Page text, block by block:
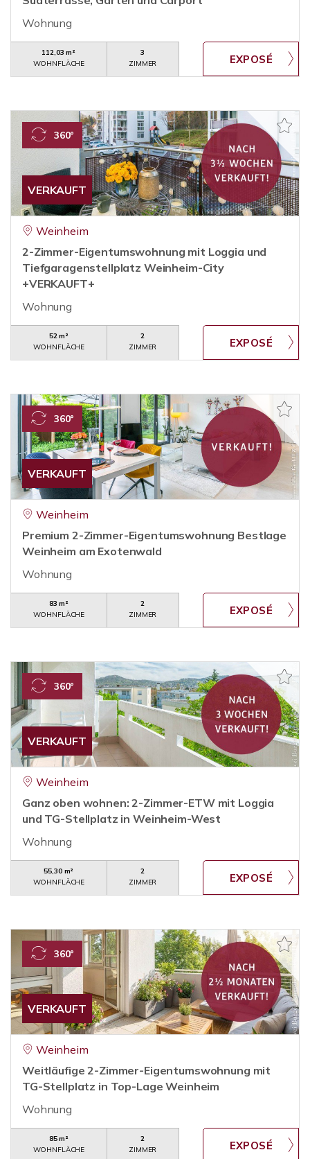
Wohnung
112,03 m²
WOHNFLÄCHE
3
ZIMMER
VERKAUFT
360°
Weinheim
2-Zimmer-Eigentumswohnung mit Loggia und
Tiefgaragenstellplatz Weinheim-City
+VERKAUFT+
Wohnung
52 m²
WOHNFLÄCHE
2
ZIMMER
VERKAUFT
360°
Weinheim
Premium 2-Zimmer-Eigentumswohnung Bestlage
Weinheim am Exotenwald
Wohnung
83 m²
WOHNFLÄCHE
2
ZIMMER
VERKAUFT
360°
Weinheim
Ganz oben wohnen: 2-Zimmer-ETW mit Loggia
und TG-Stellplatz in Weinheim-West
Wohnung
55,30 m²
WOHNFLÄCHE
2
ZIMMER
VERKAUFT
360°
Weinheim
Weitläufige 2-Zimmer-Eigentumswohnung mit
TG-Stellplatz in Top-Lage Weinheim
Wohnung
85 m²
WOHNFLÄCHE
2
ZIMMER